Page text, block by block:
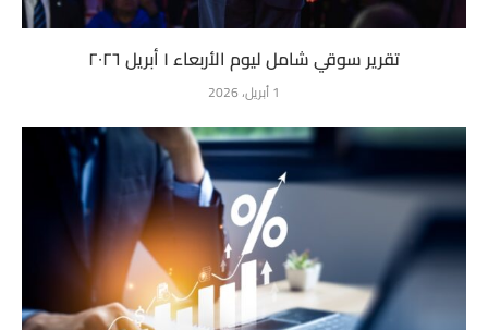
تقرير سوقي شامل ليوم الأربعاء ١ أبريل ٢٠٢٦
1 أبريل، 2026